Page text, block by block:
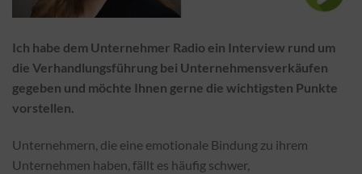
Ich habe dem Unternehmer Radio ein Interview rund um
die Verhandlungsführung bei Unternehmensverkäufen
gegeben und möchte Ihnen gerne die wichtigsten Punkte
vorstellen.
Unternehmern, die eine emotionale Bindung zu ihrem
Unternehmen haben, fällt es häufig schwer,